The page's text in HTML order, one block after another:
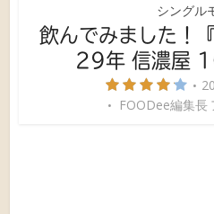
シングル
飲んでみました！
29年 信濃屋
FOODee編集長